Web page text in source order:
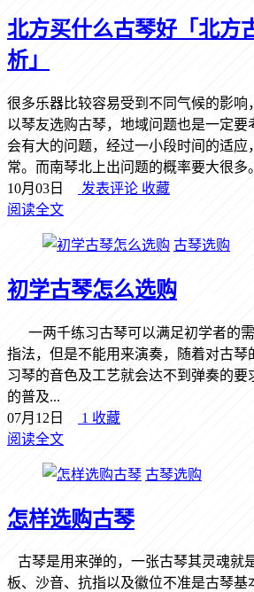
北方买什么古琴好「北方
析」
很多乐器比较容易受到不同气候的影响
以琴友选购古琴，地域问题也是一定要
会有大的问题，经过一小段时间的适应
常。而南琴北上出问题的概率要大很多
10月03日
发表评论 收藏
阅读全文
古琴选购
初学古琴怎么选购
一两千练习古琴可以满足初学者的
指法，但是不能用来演奏，随着对古琴
习琴的音色及工艺就会达不到弹奏的要
的普及...
07月12日
1 收藏
阅读全文
古琴选购
怎样选购古琴
古琴是用来弹的，一张古琴其灵魂就
板、沙音、抗指以及徽位不准是古琴基